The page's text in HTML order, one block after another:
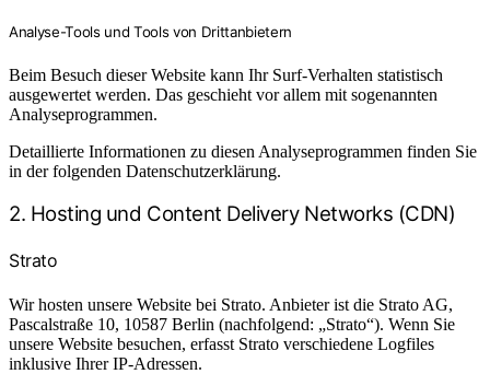
Analyse-Tools und Tools von Dritt­anbietern
Beim Besuch dieser Website kann Ihr Surf-Verhalten statistisch
ausgewertet werden. Das geschieht vor allem mit sogenannten
Analyseprogrammen.
Detaillierte Informationen zu diesen Analyseprogrammen finden Sie
in der folgenden Datenschutzerklärung.
2. Hosting und Content Delivery Networks (CDN)
Strato
Wir hosten unsere Website bei Strato. Anbieter ist die Strato AG,
Pascalstraße 10, 10587 Berlin (nachfolgend: „Strato“). Wenn Sie
unsere Website besuchen, erfasst Strato verschiedene Logfiles
inklusive Ihrer IP-Adressen.